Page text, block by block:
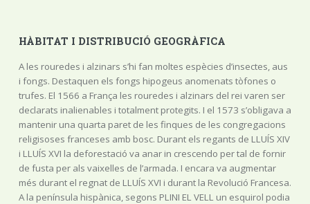
HÀBITAT I DISTRIBUCIÓ GEOGRÀFICA
A les rouredes i alzinars s’hi fan moltes espècies d’insectes, aus
i fongs. Destaquen els fongs hipogeus anomenats tòfones o
trufes. El 1566 a França les rouredes i alzinars del rei varen ser
declarats inalienables i totalment protegits. I el 1573 s’obligava a
mantenir una quarta paret de les finques de les congregacions
religisoses franceses amb bosc. Durant els regants de LLUÍS XIV
i LLUÍS XVI la deforestació va anar in crescendo per tal de fornir
de fusta per als vaixelles de l’armada. I encara va augmentar
més durant el regnat de LLUÍS XVI i durant la Revolució Francesa.
A la península hispànica, segons PLINI EL VELL un esquirol podia